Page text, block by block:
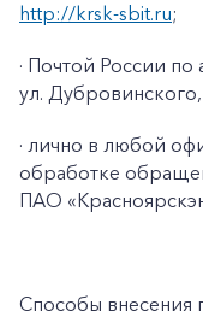
http://krsk-sbit.ru;
· Почтой России по
ул.
· лично в любой
обработке
ПАО
Способы внесения